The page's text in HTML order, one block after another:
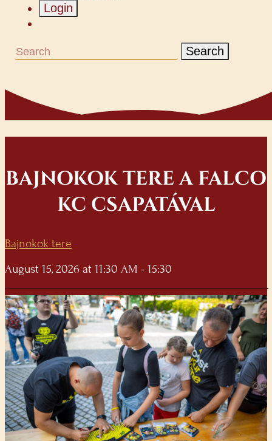
Login
Search
BAJNOKOK TERE A FALCO
KC CSAPATÁVAL
Bajnokok tere
August 15, 2026 at 11:30 AM - 15:30